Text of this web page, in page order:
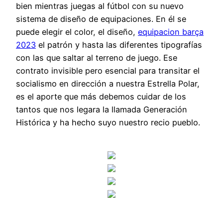
bien mientras juegas al fútbol con su nuevo
sistema de diseño de equipaciones. En él se
puede elegir el color, el diseño, equipacion barça
2023 el patrón y hasta las diferentes tipografías
con las que saltar al terreno de juego. Ese
contrato invisible pero esencial para transitar el
socialismo en dirección a nuestra Estrella Polar,
es el aporte que más debemos cuidar de los
tantos que nos legara la llamada Generación
Histórica y ha hecho suyo nuestro recio pueblo.